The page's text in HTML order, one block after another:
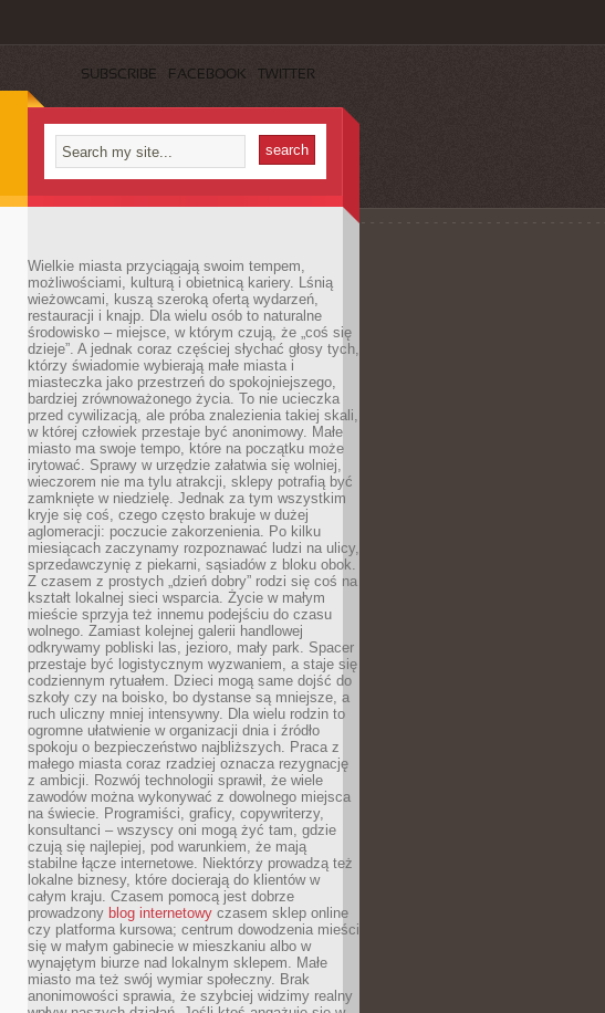
SUBSCRIBE FACEBOOK TWITTER
Wielkie miasta przyciągają swoim tempem,
możliwościami, kulturą i obietnicą kariery. Lśnią
wieżowcami, kuszą szeroką ofertą wydarzeń,
restauracji i knajp. Dla wielu osób to naturalne
środowisko – miejsce, w którym czują, że „coś się
dzieje”. A jednak coraz częściej słychać głosy tych,
którzy świadomie wybierają małe miasta i
miasteczka jako przestrzeń do spokojniejszego,
bardziej zrównoważonego życia. To nie ucieczka
przed cywilizacją, ale próba znalezienia takiej skali,
w której człowiek przestaje być anonimowy. Małe
miasto ma swoje tempo, które na początku może
irytować. Sprawy w urzędzie załatwia się wolniej,
wieczorem nie ma tylu atrakcji, sklepy potrafią być
zamknięte w niedzielę. Jednak za tym wszystkim
kryje się coś, czego często brakuje w dużej
aglomeracji: poczucie zakorzenienia. Po kilku
miesiącach zaczynamy rozpoznawać ludzi na ulicy,
sprzedawczynię z piekarni, sąsiadów z bloku obok.
Z czasem z prostych „dzień dobry” rodzi się coś na
kształt lokalnej sieci wsparcia. Życie w małym
mieście sprzyja też innemu podejściu do czasu
wolnego. Zamiast kolejnej galerii handlowej
odkrywamy pobliski las, jezioro, mały park. Spacer
przestaje być logistycznym wyzwaniem, a staje się
codziennym rytuałem. Dzieci mogą same dojść do
szkoły czy na boisko, bo dystanse są mniejsze, a
ruch uliczny mniej intensywny. Dla wielu rodzin to
ogromne ułatwienie w organizacji dnia i źródło
spokoju o bezpieczeństwo najbliższych. Praca z
małego miasta coraz rzadziej oznacza rezygnację
z ambicji. Rozwój technologii sprawił, że wiele
zawodów można wykonywać z dowolnego miejsca
na świecie. Programiści, graficy, copywriterzy,
konsultanci – wszyscy oni mogą żyć tam, gdzie
czują się najlepiej, pod warunkiem, że mają
stabilne łącze internetowe. Niektórzy prowadzą też
lokalne biznesy, które docierają do klientów w
całym kraju. Czasem pomocą jest dobrze
prowadzony blog internetowy czasem sklep online
czy platforma kursowa; centrum dowodzenia mieści
się w małym gabinecie w mieszkaniu albo w
wynajętym biurze nad lokalnym sklepem. Małe
miasto ma też swój wymiar społeczny. Brak
anonimowości sprawia, że szybciej widzimy realny